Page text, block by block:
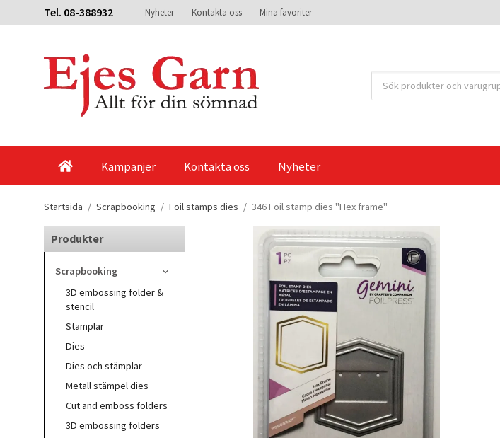
Tel. 08-388932 Nyheter Kontakta oss Mina favoriter
Kampanjer Kontakta oss Nyheter
Startsida / Scrapbooking / Foil stamps dies / 346 Foil stamp dies "Hex frame"
Produkter
Scrapbooking
3D embossing folder &
stencil
Stämplar
Dies
Dies och stämplar
Metall stämpel dies
Cut and emboss folders
3D embossing folders